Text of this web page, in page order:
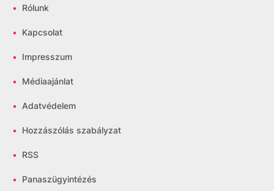
• Rólunk
• Kapcsolat
• Impresszum
• Médiaajánlat
• Adatvédelem
• Hozzászólás szabályzat
• RSS
• Panaszügyintézés